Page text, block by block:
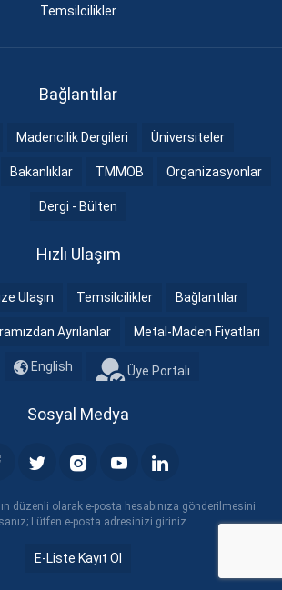
Temsilcilikler
Bağlantılar
Madencilik Dergileri Üniversiteler
Bakanlıklar TMMOB Organizasyonlar
Dergi - Bülten
Hızlı Ulaşım
Ulaşın Temsilcilikler Bağlantılar
Ayrılanlar Metal-Maden Fiyatları
English Üye Portalı
Sosyal Medya
düzenli olarak e-posta hesabınıza gönderilmesini
Lütfen e-posta adresinizi giriniz.
E-Liste Kayıt Ol